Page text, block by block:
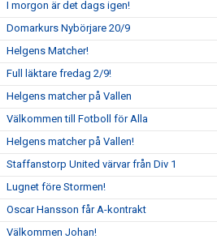
I morgon är det dags igen!
Domarkurs Nybörjare 20/9
Helgens Matcher!
Full läktare fredag 2/9!
Helgens matcher på Vallen
Välkommen till Fotboll för Alla
Helgens matcher på Vallen!
Staffanstorp United värvar från Div 1
Lugnet före Stormen!
Oscar Hansson får A-kontrakt
Välkommen Johan!